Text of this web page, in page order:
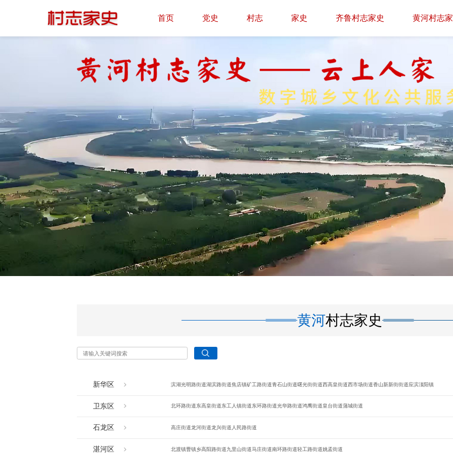
首页 党史 村志 家史 齐鲁村志家史 黄河村志
黄河村志家史
新华区 滨湖光明路街道湖滨路街道焦店镇矿工路街道青石山街道曙光街街道西高皇街道西市场街道香山新新街街道应滨滍阳镇
卫东区 北环路街道东高皇街道东工人镇街道东环路街道光华路街道鸿鹰街道皇台街道蒲城街道
石龙区 高庄街道龙河街道龙兴街道 人民路街道
湛河区 北渡镇曹镇乡高阳路街道九里山街道马庄街道南环路街道轻工路街道姚孟街道